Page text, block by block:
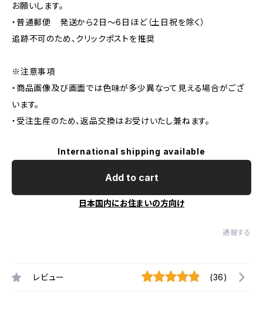
お願いします。
・普通郵便 発送から2日〜6日ほど（土日祝を除く）
追跡不可のため、クリックポストを推奨
※注意事項
・商品画像及び画面では色味が多少異なって見える場合がござ
います。
・受注生産のため、返品交換はお受けいたし兼ねます。
International shipping available
Add to cart
日本国内にお住まいの方向け
通報する
レビュー (36)